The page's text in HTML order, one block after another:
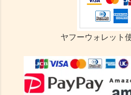
ヤフーウォレット